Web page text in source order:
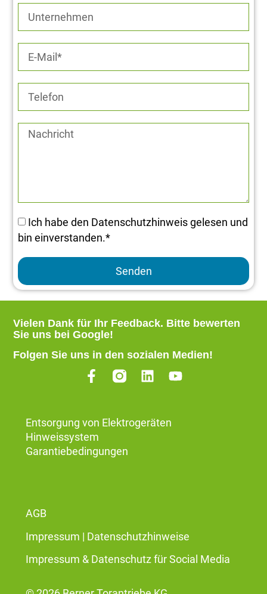
Ich habe den Datenschutzhinweis gelesen und
bin einverstanden.*
Senden
Vielen Dank für Ihr Feedback. Bitte bewerten
Sie uns bei Google!
Folgen Sie uns in den sozialen Medien!
Entsorgung von Elektrogeräten
Hinweissystem
Garantiebedingungen
AGB
Impressum | Datenschutzhinweise
Impressum & Datenschutz für Social Media